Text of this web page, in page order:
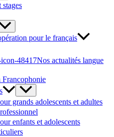
pour le français
Nos actualités langue
Francophonie
grands adolescents et adultes
enfants et adolescents